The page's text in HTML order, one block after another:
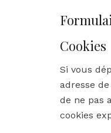
Cookies
Si vous
adresse
de ne pas
cookies